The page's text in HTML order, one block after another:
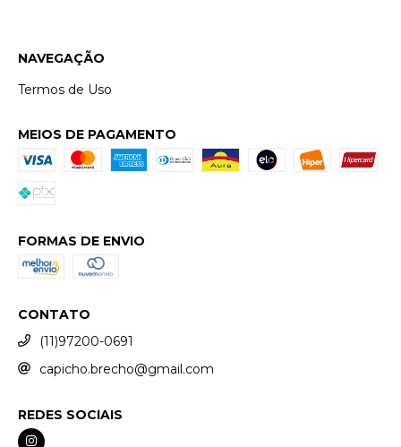
NAVEGAÇÃO
Termos de Uso
MEIOS DE PAGAMENTO
FORMAS DE ENVIO
CONTATO
(11)97200-0691
capicho.brecho@gmail.com
REDES SOCIAIS